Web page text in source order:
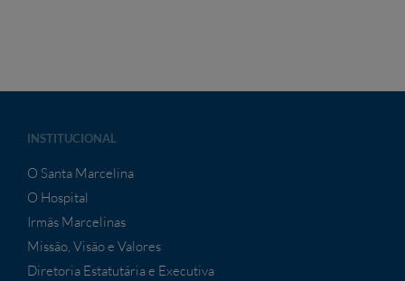
INSTITUCIONAL
O Santa Marcelina
O Hospital
Irmãs Marcelinas
Missão, Visão e Valores
Diretoria Estatutária e Executiva